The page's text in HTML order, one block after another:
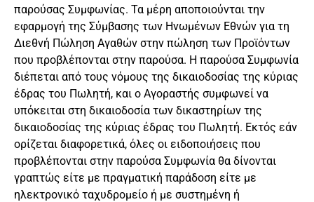
παρούσας Συμφωνίας. Τα μέρη αποποιούνται την
εφαρμογή της Σύμβασης των Ηνωμένων Εθνών για τη
Διεθνή Πώληση Αγαθών στην πώληση των Προϊόντων
που προβλέπονται στην παρούσα. Η παρούσα Συμφωνία
διέπεται από τους νόμους της δικαιοδοσίας της κύριας
έδρας του Πωλητή, και ο Αγοραστής συμφωνεί να
υπόκειται στη δικαιοδοσία των δικαστηρίων της
δικαιοδοσίας της κύριας έδρας του Πωλητή. Εκτός εάν
ορίζεται διαφορετικά, όλες οι ειδοποιήσεις που
προβλέπονται στην παρούσα Συμφωνία θα δίνονται
γραπτώς είτε με πραγματική παράδοση είτε με
ηλεκτρονικό ταχυδρομείο ή με συστημένη ή